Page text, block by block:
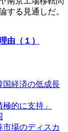
する見通しだ。
由（１）
国経済の低成長
的に支持」
市場のディスカ